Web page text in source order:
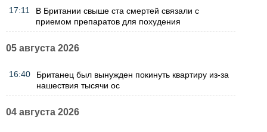
17:11
В Британии свыше ста смертей связали с
приемом препаратов для похудения
05 августа 2026
16:40
Британец был вынужден покинуть квартиру из-за
нашествия тысячи ос
04 августа 2026